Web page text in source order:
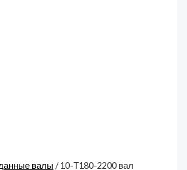
валы / 10-Т180-2200 вал